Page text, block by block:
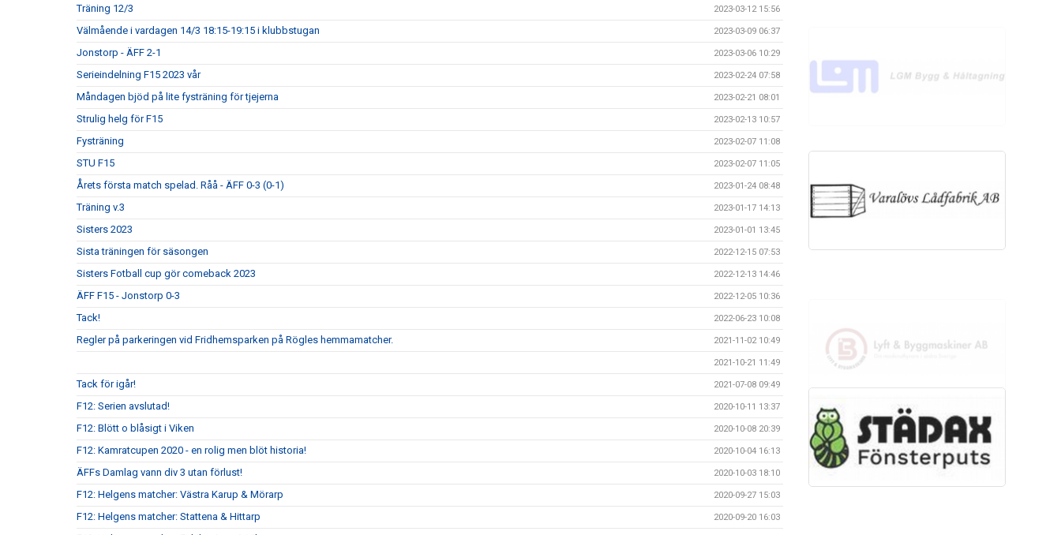
Träning 12/3 2023-03-12 15:56
Välmående i vardagen 14/3 18:15-19:15 i klubbstugan 2023-03-09 06:37
Jonstorp - ÄFF 2-1 2023-03-06 10:29
Serieindelning F15 2023 vår 2023-02-24 07:58
Måndagen bjöd på lite fysträning för tjejerna 2023-02-21 08:01
Strulig helg för F15 2023-02-13 10:57
Fysträning 2023-02-07 11:08
STU F15 2023-02-07 11:05
Årets första match spelad. Råå - ÄFF 0-3 (0-1) 2023-01-24 08:48
Träning v.3 2023-01-17 14:13
Sisters 2023 2023-01-01 13:45
Sista träningen för säsongen 2022-12-15 07:53
Sisters Fotball cup gör comeback 2023 2022-12-13 14:46
ÄFF F15 - Jonstorp 0-3 2022-12-05 10:36
Tack! 2022-06-23 10:08
Regler på parkeringen vid Fridhemsparken på Rögles hemmamatcher. 2021-11-02 10:49
2021-10-21 11:49
Tack för igår! 2021-07-08 09:49
F12: Serien avslutad! 2020-10-11 13:37
F12: Blött o blåsigt i Viken 2020-10-08 20:39
F12: Kamratcupen 2020 - en rolig men blöt historia! 2020-10-04 16:13
ÄFFs Damlag vann div 3 utan förlust! 2020-10-03 18:10
F12: Helgens matcher: Västra Karup & Mörarp 2020-09-27 15:03
F12: Helgens matcher: Stattena & Hittarp 2020-09-20 16:03